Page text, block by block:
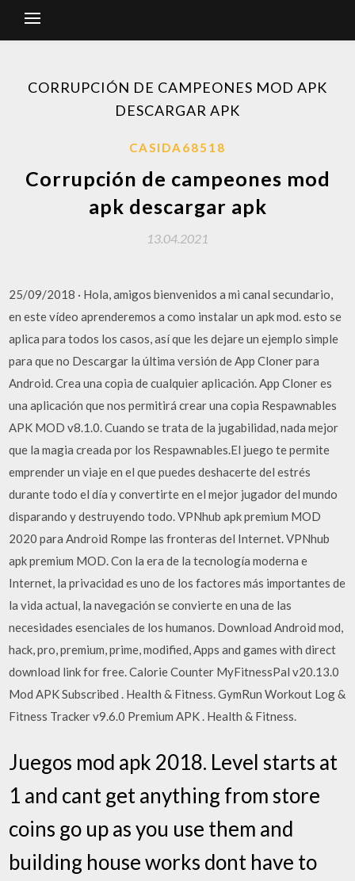
CORRUPCIÓN DE CAMPEONES MOD APK
DESCARGAR APK
CASIDA68518
Corrupción de campeones mod
apk descargar apk
13.04.2021
25/09/2018 · Hola, amigos bienvenidos a mi canal secundario,
en este vídeo aprenderemos a como instalar un apk mod. esto se
aplica para todos los casos, así que les dejare un ejemplo simple
para que no Descargar la última versión de App Cloner para
Android. Crea una copia de cualquier aplicación. App Cloner es
una aplicación que nos permitirá crear una copia Respawnables
APK MOD v8.1.0. Cuando se trata de la jugabilidad, nada mejor
que la magia creada por los Respawnables.El juego te permite
emprender un viaje en el que puedes deshacerte del estrés
durante todo el día y convertirte en el mejor jugador del mundo
disparando y destruyendo todo. VPNhub apk premium MOD
2020 para Android Rompe las fronteras del Internet. VPNhub
apk premium MOD. Con la era de la tecnología moderna e
Internet, la privacidad es uno de los factores más importantes de
la vida actual, la navegación se convierte en una de las
necesidades esenciales de los humanos. Download Android mod,
hack, pro, premium, prime, modified, Apps and games with direct
download link for free. Calorie Counter MyFitnessPal v20.13.0
Mod APK Subscribed . Health & Fitness. GymRun Workout Log &
Fitness Tracker v9.6.0 Premium APK . Health & Fitness.
Juegos mod apk 2018. Level starts at
1 and cant get anything from store
coins go up as you use them and
building house works dont have to